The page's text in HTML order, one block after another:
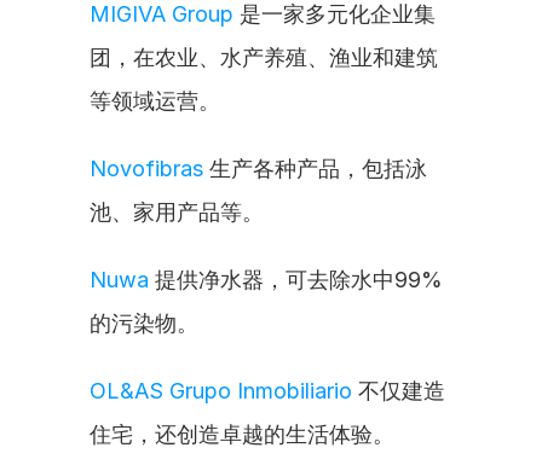
MIGIVA Group 是一家多元化企业集
团，在农业、水产养殖、渔业和建筑
等领域运营。
Novofibras 生产各种产品，包括泳
池、家用产品等。
Nuwa 提供净水器，可去除水中99%
的污染物。
OL&AS Grupo Inmobiliario 不仅建造
住宅，还创造卓越的生活体验。